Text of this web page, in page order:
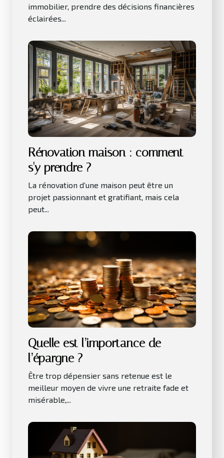
immobilier, prendre des décisions financières
éclairées...
Rénovation maison : comment
s'y prendre ?
La rénovation d’une maison peut être un
projet passionnant et gratifiant, mais cela
peut...
Quelle est l’importance de
l’épargne ?
Être trop dépensier sans retenue est le
meilleur moyen de vivre une retraite fade et
misérable,...